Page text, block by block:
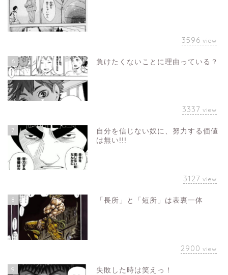
3596 view
6 負けたくないことに理由っている？
3337 view
7
自分を信じない奴に、努力する価値
は無い!!!
3127 view
8 「長所」と「短所」は表裏一体
2900 view
9 失敗した時は笑えっ！